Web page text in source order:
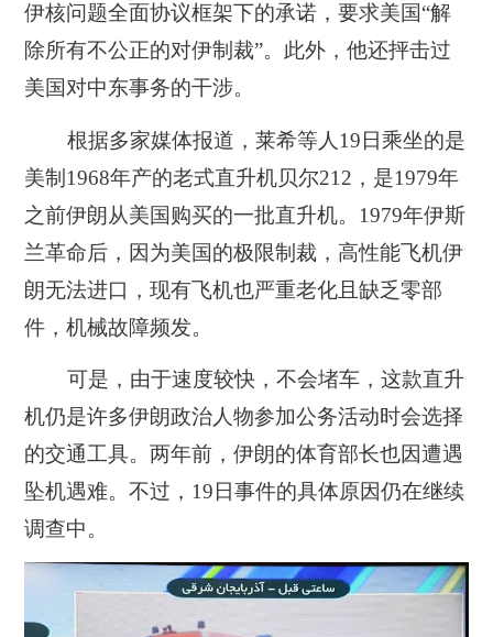
伊核问题全面协议框架下的承诺，要求美国“解
除所有不公正的对伊制裁”。此外，他还抨击过
美国对中东事务的干涉。
根据多家媒体报道，莱希等人19日乘坐的是
美制1968年产的老式直升机贝尔212，是1979年
之前伊朗从美国购买的一批直升机。1979年伊斯
兰革命后，因为美国的极限制裁，高性能飞机伊
朗无法进口，现有飞机也严重老化且缺乏零部
件，机械故障频发。
可是，由于速度较快，不会堵车，这款直升
机仍是许多伊朗政治人物参加公务活动时会选择
的交通工具。两年前，伊朗的体育部长也因遭遇
坠机遇难。不过，19日事件的具体原因仍在继续
调查中。